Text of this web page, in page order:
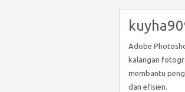
Adobe
kalangan
membantu
dan efisien.